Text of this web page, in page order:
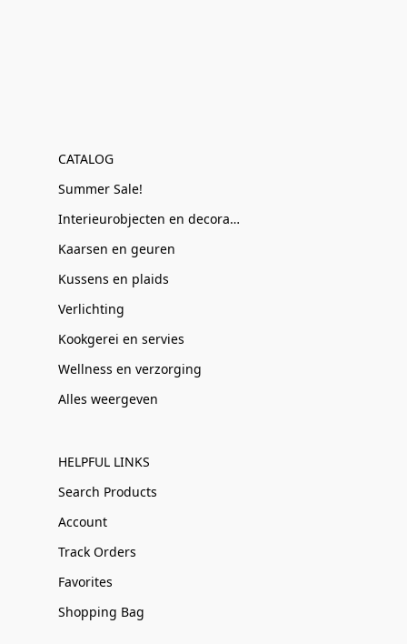
CATALOG
Summer Sale!
Interieurobjecten en decoratie
Kaarsen en geuren
Kussens en plaids
Verlichting
Kookgerei en servies
Wellness en verzorging
Alles weergeven
HELPFUL LINKS
Search Products
Account
Track Orders
Favorites
Shopping Bag